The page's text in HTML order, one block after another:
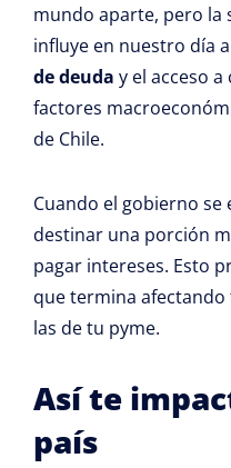
mundo aparte, pero la
influye en nuestro día a
de deuda y el acceso
factores
de Chile.
Cuando el gobierno se
destinar una porción
pagar intereses. Esto
que termina
las de tu pyme.
Así te
país